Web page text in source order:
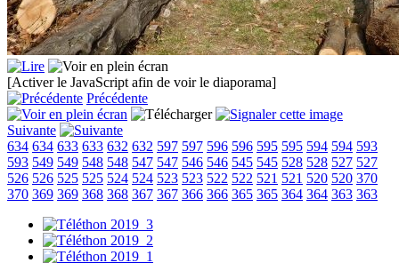
[Activer le JavaScript afin de voir le diaporama]
Précédente
Suivante
634 634 633 633 632 632 597 597 596 596 595 595 594 594 593
593 549 549 548 548 547 547 546 546 545 545 528 528 527 527
526 526 525 525 524 524 523 523 522 522 521 521 520 520 370
370 369 369 368 368 367 367 366 366 365 365 364 364 363 363